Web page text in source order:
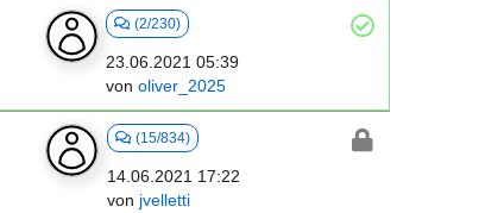
(2/230)
23.06.2021 05:39
von oliver_2025
(15/834)
14.06.2021 17:22
von jvelletti